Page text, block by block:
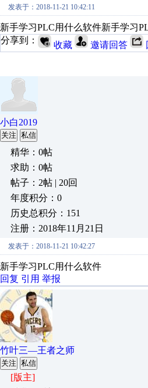
发表于：2018-11-21 10:42:11
新手学习PLC用什么软件新手学习
分享到：
收藏 邀请回答
小白2019
关注 私信
精华：0帖
求助：0帖
帖子：2帖 | 20回
年度积分：0
历史总积分：151
注册：2018年11月21日
发表于：2018-11-21 10:42:27
新手学习PLC用什么软件
回复 引用 举报
竹叶三—王者之师
关注 私信
[版主]